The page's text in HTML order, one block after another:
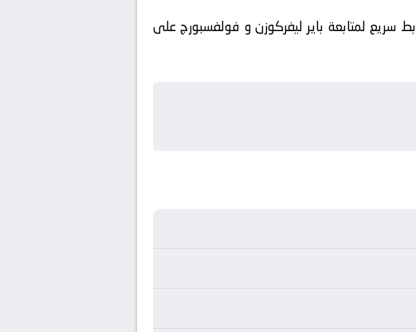
سريع لمتابعة باير ليفركوزن و فولفسبورج على